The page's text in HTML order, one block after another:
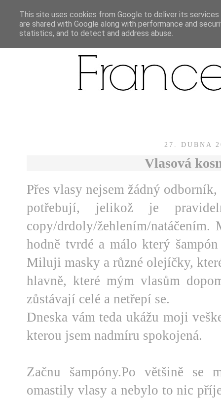
27. DUBNA
Vlasová
Přes vlasy nejsem žádný
potřebují, jelikož je
copy/drdoly/žehlením/
hodně tvrdé a málo který
Miluji masky a různé olejíčky,
hlavně, které mým vlasům
zůstávají celé a netřepí se.
Dneska vám teda ukážu moji
kterou jsem nadmíru spokojená.
Začnu šampóny.Po většině
omastily vlasy a nebylo to nic
This site uses cookies from Google to deliver its
are shared with Google along with performance and
statistics, and to detect and address abuse.